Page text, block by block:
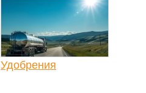
Удобрения